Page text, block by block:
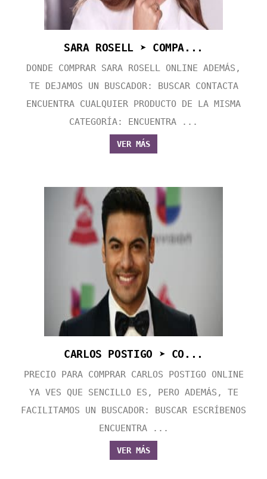
SARA ROSELL ➤ COMPA...
DONDE COMPRAR SARA ROSELL ONLINE ADEMÁS,
TE DEJAMOS UN BUSCADOR: BUSCAR CONTACTA
ENCUENTRA CUALQUIER PRODUCTO DE LA MISMA
CATEGORÍA: ENCUENTRA ...
VER MÁS
CARLOS POSTIGO ➤ CO...
PRECIO PARA COMPRAR CARLOS POSTIGO ONLINE
YA VES QUE SENCILLO ES, PERO ADEMÁS, TE
FACILITAMOS UN BUSCADOR: BUSCAR ESCRÍBENOS
ENCUENTRA ...
VER MÁS